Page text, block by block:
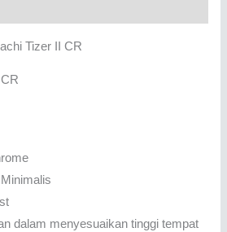
Tizer II CR
dalam menyesuaikan tinggi tempat